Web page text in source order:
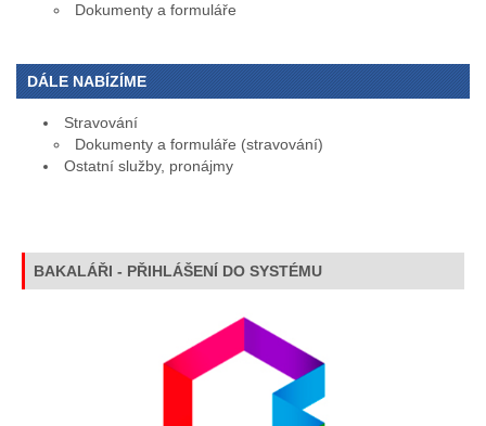
Dokumenty a formuláře
DÁLE NABÍZÍME
Stravování
Dokumenty a formuláře (stravování)
Ostatní služby, pronájmy
BAKALÁŘI - PŘIHLÁŠENÍ DO SYSTÉMU